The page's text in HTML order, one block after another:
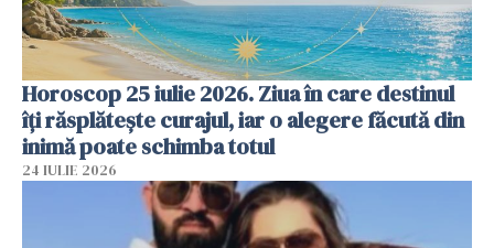
Horoscop 25 iulie 2026. Ziua în care destinul
îți răsplătește curajul, iar o alegere făcută din
inimă poate schimba totul
24 IULIE 2026